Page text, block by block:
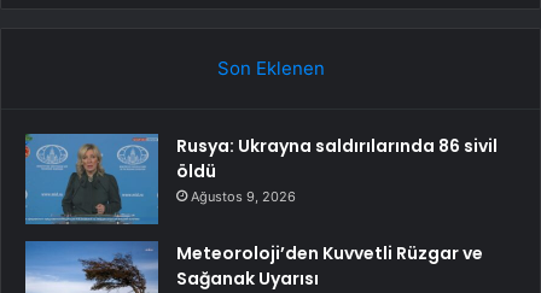
Son Eklenen
Rusya: Ukrayna saldırılarında 86 sivil
öldü
Ağustos 9, 2026
Meteoroloji’den Kuvvetli Rüzgar ve
Sağanak Uyarısı